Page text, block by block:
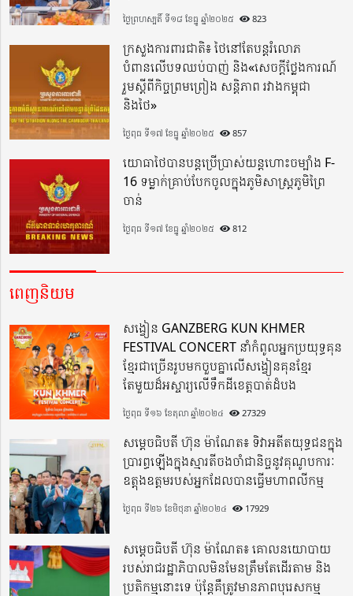
ថ្ងៃព្រហស្បតិ៍ ទី១៨ ខែធ្នូ ឆ្នាំ២០២៥ 823
ក្រសួងការពារជាតិ៖ ថៃនៅតែបន្តរំលោភ
បំពានលើបទឈប់បាញ់ និង«សេចក្តីថ្លែងការណ៍
រួមស្តីពីកិច្ចព្រមព្រៀង សន្តិភាព រវាងកម្ពុជា
និងថៃ»
ថ្ងៃពុធ ទី១៧ ខែធ្នូ ឆ្នាំ២០២៥ 857
យោធាថៃបានបន្តប្រើប្រាស់យន្តហោះចម្បាំង F-
16 ទម្លាក់គ្រាប់បែកចូលក្នុងភូមិសាស្ត្រភូមិព្រៃ
ចាន់
ថ្ងៃពុធ ទី១៧ ខែធ្នូ ឆ្នាំ២០២៥ 812
ពេញនិយម
សង្វៀន GANZBERG KUN KHMER
FESTIVAL CONCERT នាំកំពូលអ្នកប្រយុទ្ធគុន
ខ្មែរជាច្រើនរូបមកចួបគ្នាលើសង្វៀនគុនខ្មែរ
តែមួយដ៏អស្ចារ្យលើទឹកដីខេត្តបាត់ដំបង
ថ្ងៃពុធ ទី១៦ ខែតុលា ឆ្នាំ២០២៤ 27329
សម្តេចធិបតី ហ៊ុន ម៉ាណែត៖ ទិវាអតីតយុទ្ធជនក្នុង
ប្រារព្ធឡើងក្នុងស្មារតីចងចាំជានិច្ចនូវគុណូបការៈ
ឧត្តុងឧត្តមរបស់អ្នកដែលបានធ្វើមហាពលីកម្ម
ថ្ងៃពុធ ទី២៦ ខែមិថុនា ឆ្នាំ២០២៤ 17929
សម្តេចធិបតី ហ៊ុន ម៉ាណែត៖ គោលនយោបាយ
របស់រាជរដ្ឋាភិបាលមិនមែនត្រឹមតែដើរតាម និង
ប្រតិកម្មនោះទេ ប៉ុន្តែគឺត្រូវមានភាពបុរេសកម្ម